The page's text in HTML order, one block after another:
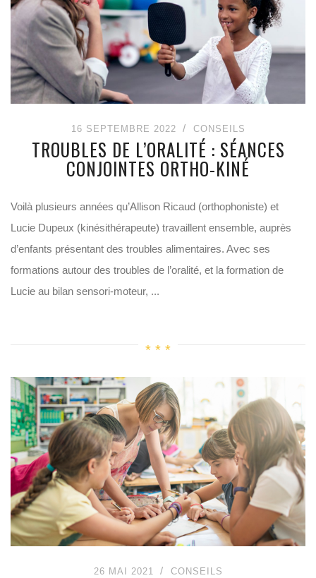
16 SEPTEMBRE 2022 CONSEILS
TROUBLES DE L’ORALITÉ : SÉANCES
CONJOINTES ORTHO-KINÉ
Voilà plusieurs années qu’Allison Ricaud (orthophoniste) et
Lucie Dupeux (kinésithérapeute) travaillent ensemble, auprès
d’enfants présentant des troubles alimentaires. Avec ses
formations autour des troubles de l’oralité, et la formation de
Lucie au bilan sensori-moteur, ...
26 MAI 2021 CONSEILS